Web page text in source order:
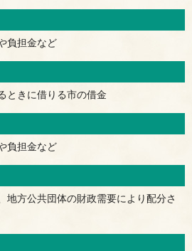
負担金など
ときに借りる市の借金
負担金など
地方公共団体の財政需要により配分さ